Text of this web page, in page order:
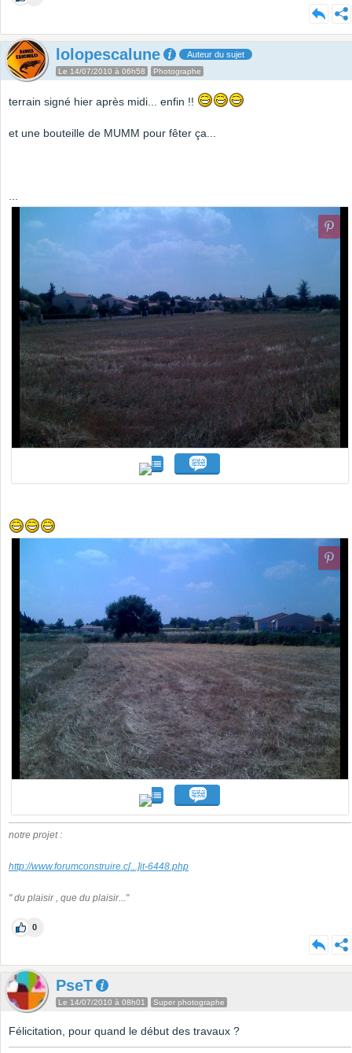
lolopescalune Auteur du sujet
Le 14/07/2010 à 06h58 Photographe
terrain signé hier après midi... enfin !!
et une bouteille de MUMM pour fêter ça...
...
notre projet :
http://www.forumconstruire.c[...]it-6448.php
" du plaisir , que du plaisir..."
0
PseT
Le 14/07/2010 à 08h01 Super photographe
Félicitation, pour quand le début des travaux ?